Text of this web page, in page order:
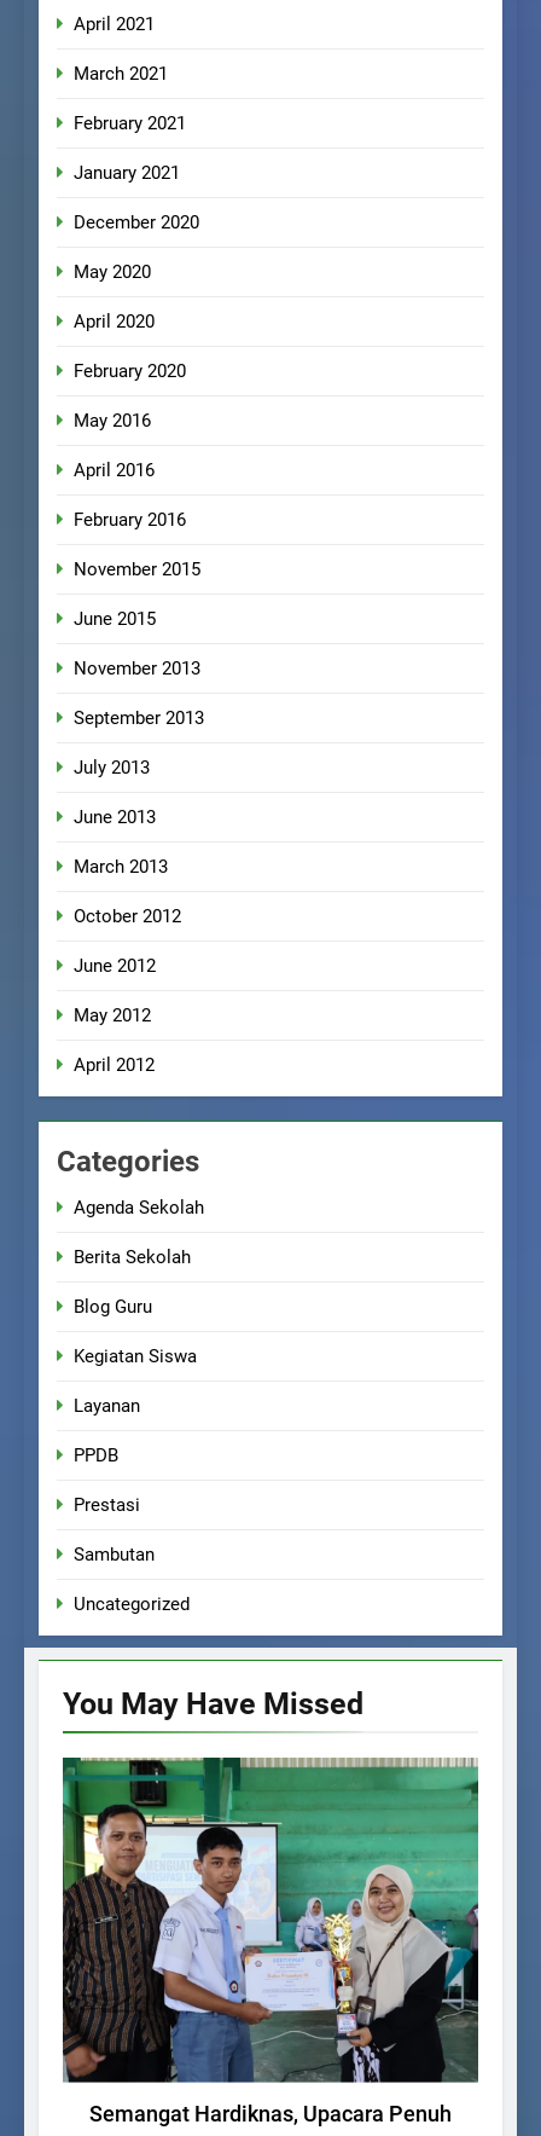
April 2021
March 2021
February 2021
January 2021
December 2020
May 2020
April 2020
February 2020
May 2016
April 2016
February 2016
November 2015
June 2015
November 2013
September 2013
July 2013
June 2013
March 2013
October 2012
June 2012
May 2012
April 2012
Categories
Agenda Sekolah
Berita Sekolah
Blog Guru
Kegiatan Siswa
Layanan
PPDB
Prestasi
Sambutan
Uncategorized
You May Have Missed
UNCATEGORIZED
Semangat Hardiknas, Upacara Penuh